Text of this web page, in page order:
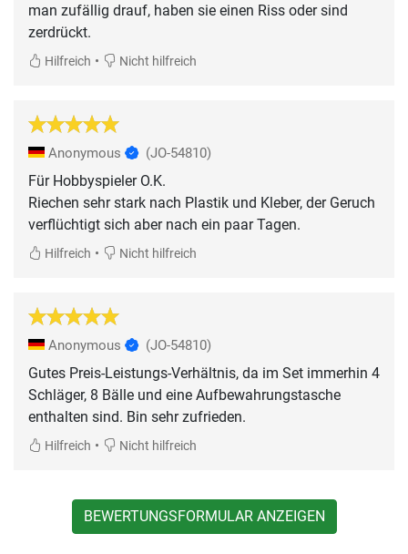
man zufällig drauf, haben sie einen Riss oder sind
zerdrückt.
Hilfreich • Nicht hilfreich
Anonymous (JO-54810)
Für Hobbyspieler O.K.
Riechen sehr stark nach Plastik und Kleber, der Geruch
Hilfreich • Nicht hilfreich
Anonymous (JO-54810)
Gutes Preis-Leistungs-Verhältnis, da im Set immerhin 4
Schläger, 8 Bälle und eine Aufbewahrungstasche
enthalten sind. Bin sehr zufrieden.
Hilfreich • Nicht hilfreich
BEWERTUNGSFORMULAR ANZEIGEN